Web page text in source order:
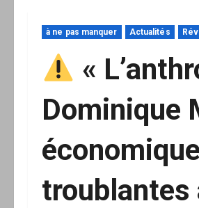
à ne pas manquer Actualités
«
Dominique
troublantes